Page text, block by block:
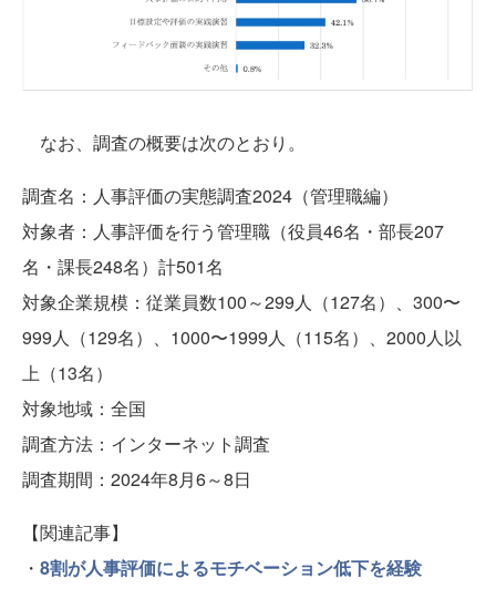
なお、調査の概要は次のとおり。
調査名：人事評価の実態調査2024（管理職編）
対象者：人事評価を行う管理職（役員46名・部長207
名・課長248名）計501名
対象企業規模：従業員数100～299人（127名）、300〜
999人（129名）、1000〜1999人（115名）、2000人以
上（13名）
対象地域：全国
調査方法：インターネット調査
調査期間：2024年8月6～8日
【関連記事】
・ 8割が人事評価によるモチベーション低下を経験